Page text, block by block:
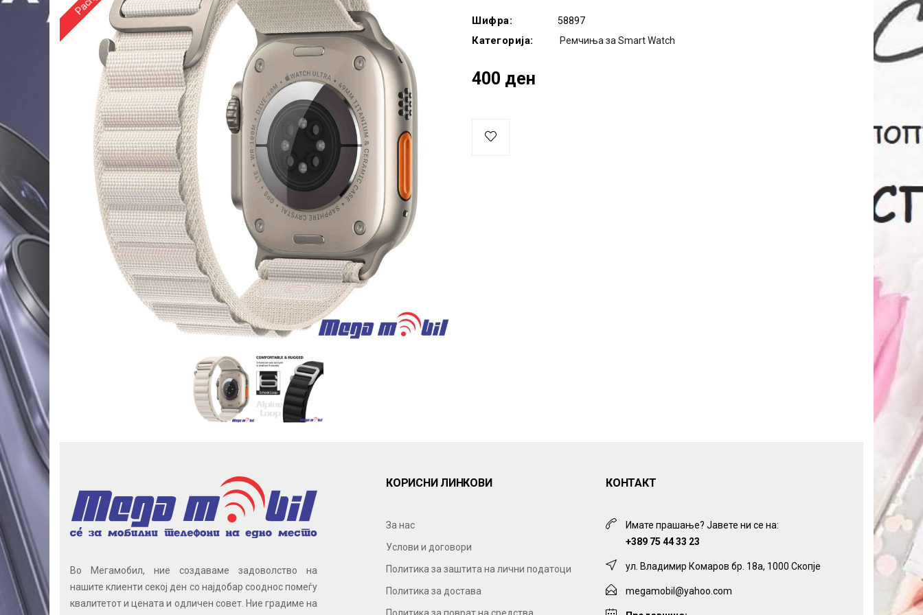
Шифра: 58897
Категорија: Ремчиња за Smart Watch
400 ден
Во Мегамобил, ние создаваме задоволство на
нашите клиенти секој ден со најдобар сооднос помеѓу
квалитетот и цената и одличен совет. Ние градиме на
КОРИСНИ ЛИНКОВИ
За нас
Услови и договори
Политика за заштита на лични податоци
Политика за достава
КОНТАКТ
Имате прашање? Јавете ни се на:
+389 75 44 33 23
ул. Владимир Комаров бр. 18а, 1000 Скопје
megamobil@yahoo.com